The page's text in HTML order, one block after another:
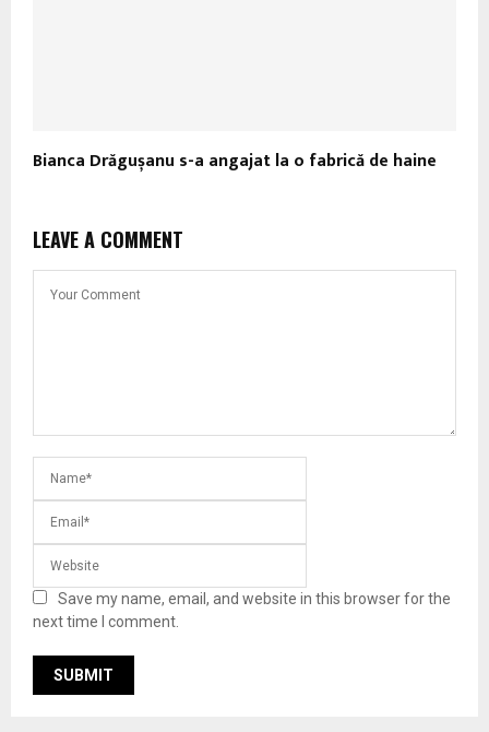
Bianca Drăgușanu s-a angajat la o fabrică de haine
LEAVE A COMMENT
Save my name, email, and website in this browser for the
next time I comment.